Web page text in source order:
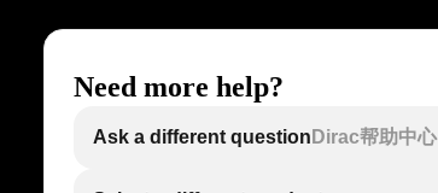
Need more help?
Ask a different question Dirac帮助中心